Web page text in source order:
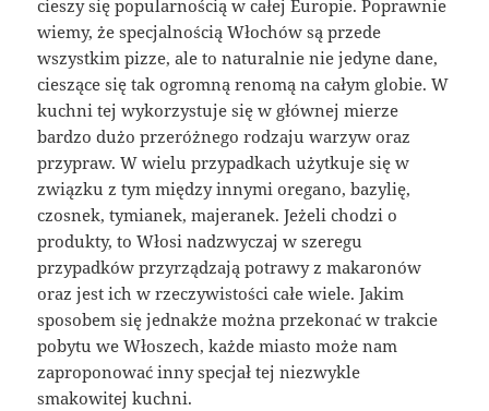
cieszy się popularnością w całej Europie. Poprawnie
wiemy, że specjalnością Włochów są przede
wszystkim pizze, ale to naturalnie nie jedyne dane,
cieszące się tak ogromną renomą na całym globie. W
kuchni tej wykorzystuje się w głównej mierze
bardzo dużo przeróżnego rodzaju warzyw oraz
przypraw. W wielu przypadkach użytkuje się w
związku z tym między innymi oregano, bazylię,
czosnek, tymianek, majeranek. Jeżeli chodzi o
produkty, to Włosi nadzwyczaj w szeregu
przypadków przyrządzają potrawy z makaronów
oraz jest ich w rzeczywistości całe wiele. Jakim
sposobem się jednakże można przekonać w trakcie
pobytu we Włoszech, każde miasto może nam
zaproponować inny specjał tej niezwykle
smakowitej kuchni.